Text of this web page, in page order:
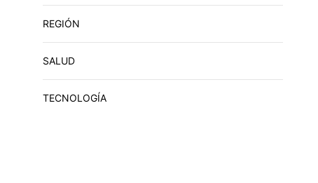
REGIÓN
SALUD
TECNOLOGÍA